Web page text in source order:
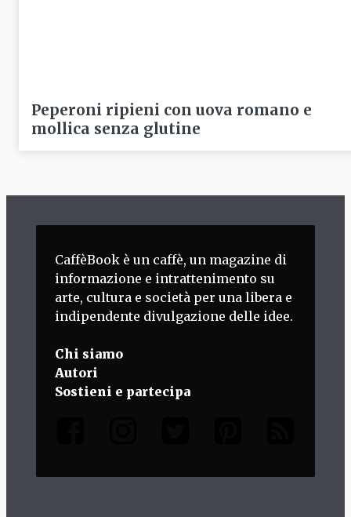
Peperoni ripieni con uova romano e
mollica senza glutine
CaffèBook è un caffè, un magazine di
informazione e intrattenimento su
arte, cultura e società per una libera e
indipendente divulgazione delle idee.
Chi siamo
Autori
Sostieni e partecipa